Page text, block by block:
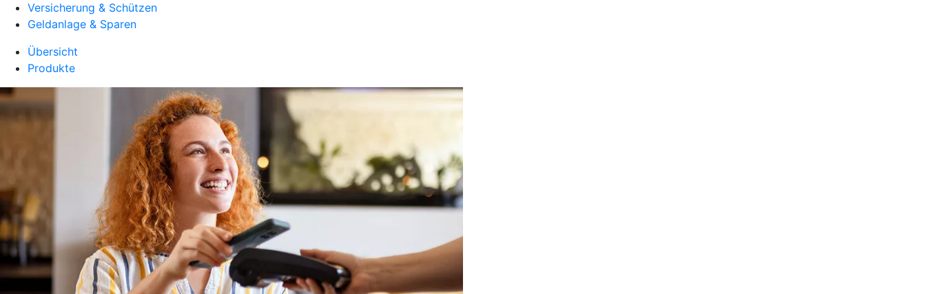
Versicherung & Schützen
Geldanlage & Sparen
Übersicht
Produkte